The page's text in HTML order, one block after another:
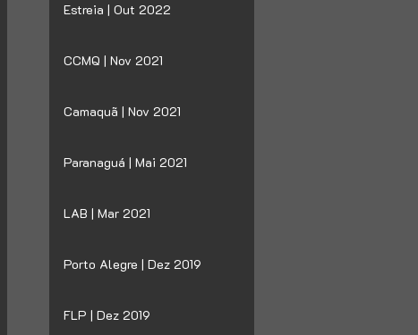
Estreia | Out 2022
CCMQ | Nov 2021
Camaquã | Nov 2021
Paranaguá | Mai 2021
LAB | Mar 2021
Porto Alegre | Dez 2019
FLP | Dez 2019